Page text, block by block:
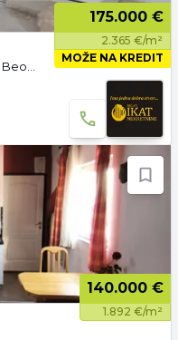
175.000 €
2.365 €/m²
MOŽE NA KREDIT
Vidikovački venac, Rakovica opština, Beograd
140.000 €
1.892 €/m²